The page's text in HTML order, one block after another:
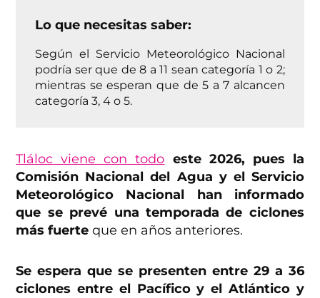
Lo que necesitas saber:
Según el Servicio Meteorológico Nacional
podría ser que de 8 a 11 sean categoría 1 o 2;
mientras se esperan que de 5 a 7 alcancen
categoría 3, 4 o 5.
Tláloc viene con todo este 2026, pues la
Comisión Nacional del Agua y el Servicio
Meteorológico Nacional han informado
que se prevé una temporada de ciclones
más fuerte que en años anteriores.
Se espera que se presenten entre 29 a 36
ciclones entre el Pacífico y el Atlántico y